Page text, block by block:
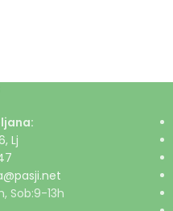
Lj
Sob:9-13h